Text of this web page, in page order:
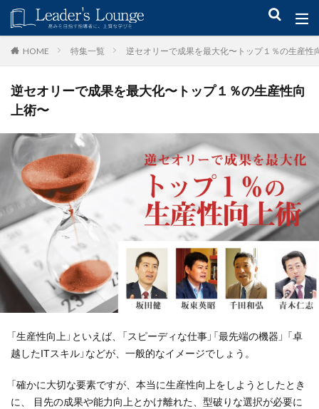
HOME 特集一覧 逆セオリーで成果を最大化〜トップ１％の生産性
逆セオリーで成果を最大化〜トップ１％の生産性向
上術〜
「生産性向上」といえば、「スピーディな仕事」「最先端の機器」 「卓
越したITスキル」などが、一般的なイメージでしょう。
「確かに大切な要素ですが、本当に生産性向上をしようとしたとき
に、 目先の成果や能力向上とかけ離れた、型破りな選択が必要に
キーワード
青木仁志 モチベーションアップ 後継者育成 事業承継
新規事業
カテゴリー
タグ
組織力 目標設定 社会貢献
事業戦略
人材育成
自己管理 日本青年会議所
検索